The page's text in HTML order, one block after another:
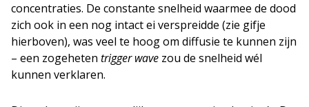
concentraties. De constante snelheid waarmee de dood
zich ook in een nog intact ei verspreidde (zie gifje
hierboven), was veel te hoog om diffusie te kunnen zijn
– een zogeheten trigger wave zou de snelheid wél
kunnen verklaren.